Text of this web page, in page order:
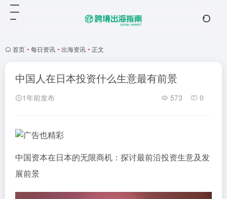
首页 • 每日资讯 • 出海资讯 • 正文
中国人在日本投资什么生意最有前景
1年前发布 573 0
中国资本在日本的无限商机：探讨最前沿投资生意及发
展前景